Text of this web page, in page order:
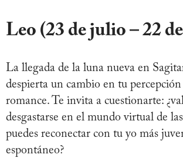
Leo (23 de julio – 22
La llegada de la luna nueva en
despierta un cambio en tu
romance. Te invita a cuestionarte:
desgastarse en el mundo virtual de
puedes reconectar con tu yo más
espontáneo?